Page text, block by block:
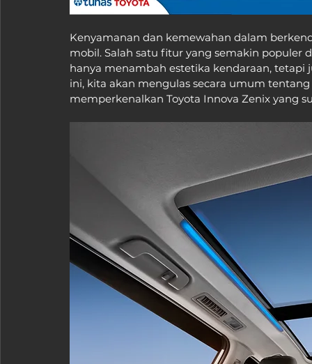
Kenyamanan dan kemewahan dalam
mobil. Salah satu fitur yang semakin
hanya menambah estetika kendaraan,
ini, kita akan mengulas secara umum
memperkenalkan Toyota Innova Zenix yang